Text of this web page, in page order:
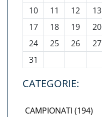
10
11 12 13
17
18 19 20
24
25 26 27
31
CATEGORIE:
CAMPIONATI (194)